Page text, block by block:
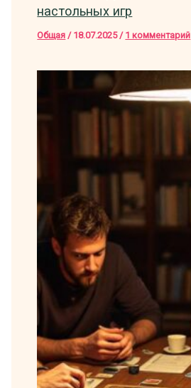
настольных игр
Общая / 18.07.2025 / 1 комментарий